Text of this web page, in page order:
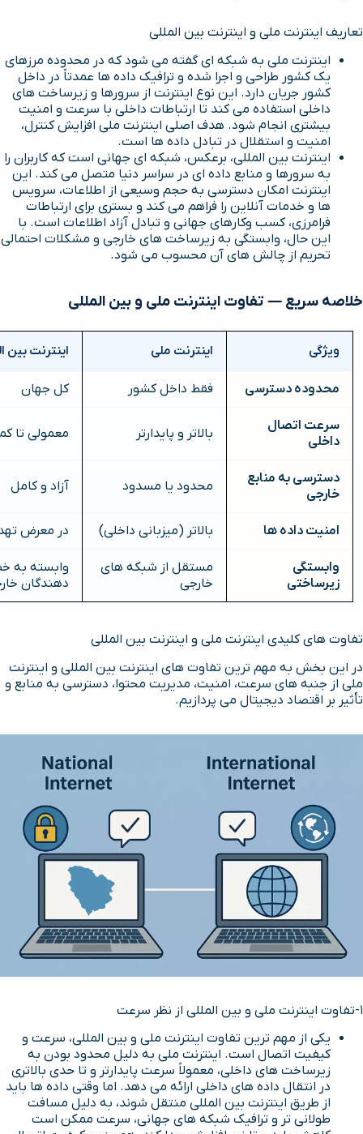
تعاریف اینترنت ملی و اینترنت بین المللی
اینترنت ملی به شبکه ای گفته می شود که در محدوده مرزهای
یک کشور طراحی و اجرا شده و ترافیک داده ها عمدتاً در داخل
کشور جریان دارد. این نوع اینترنت از سرورها و زیرساخت های
داخلی استفاده می کند تا ارتباطات داخلی با سرعت و امنیت
بیشتری انجام شود. هدف اصلی اینترنت ملی افزایش کنترل،
امنیت و استقلال در تبادل داده ها است.
اینترنت بین المللی، برعکس، شبکه ای جهانی است که کاربران را
به سرورها و منابع داده ای در سراسر دنیا متصل می کند. این
اینترنت امکان دسترسی به حجم وسیعی از اطلاعات، سرویس
ها و خدمات آنلاین را فراهم می کند و بستری برای ارتباطات
فرامرزی، کسب وکارهای جهانی و تبادل آزاد اطلاعات است. با
این حال، وابستگی به زیرساخت های خارجی و مشکلات احتمالی
تحریم از چالش های آن محسوب می شود.
خلاصه سریع — تفاوت اینترنت ملی و بین المللی
ویژگی اینترنت ملی اینترنت بین
محدوده دسترسی فقط داخل کشور کل جهان
سرعت اتصال
داخلی
بالاتر و پایدارتر معمولی تا
دسترسی به منابع
خارجی
محدود یا مسدود آزاد و کامل
امنیت داده ها بالاتر (میزبانی داخلی) در معرض
وابستگی
زیرساختی
مستقل از شبکه های
خارجی
وابسته به
دهندگان
تفاوت های کلیدی اینترنت ملی و اینترنت بین المللی
در این بخش به مهم ترین تفاوت های اینترنت بین المللی و اینترنت
ملی از جنبه های سرعت، امنیت، مدیریت محتوا، دسترسی به منابع و
تأثیر بر اقتصاد دیجیتال می پردازیم.
1-تفاوت اینترنت ملی و بین المللی از نظر سرعت
یکی از مهم ترین تفاوت اینترنت ملی و بین المللی، سرعت و
کیفیت اتصال است. اینترنت ملی به دلیل محدود بودن به
زیرساخت های داخلی، معمولاً سرعت پایدارتر و تا حدی بالاتری
در انتقال داده های داخلی ارائه می دهد. اما وقتی داده ها باید
از طریق اینترنت بین المللی منتقل شوند، به دلیل مسافت
طولانی تر و ترافیک شبکه های جهانی، سرعت ممکن است